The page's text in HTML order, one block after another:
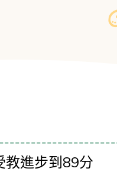
教進步到89分